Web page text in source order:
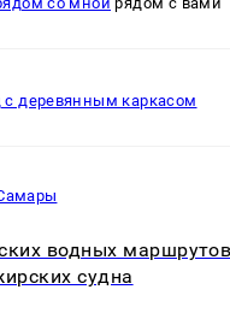
деревянным каркасом
водных
судна